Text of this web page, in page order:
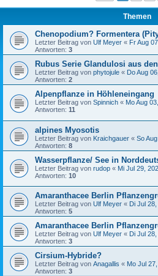
Themen
Chenopodium? Formentera
Letzter Beitrag von Ulf Meyer « Fr Aug
Antworten: 3
Rubus Serie Glandulosi aus
Letzter Beitrag von phytojule « Do Aug
Antworten: 2
Alpenpflanze in Höhleneingang
Letzter Beitrag von Spinnich « Mo Aug
Antworten: 11
alpines Myosotis
Letzter Beitrag von Kraichgauer « So
Antworten: 8
Wasserpflanze/ See in
Letzter Beitrag von rudop « Mi Jul 29,
Antworten: 10
Amaranthacee Berlin
Letzter Beitrag von Ulf Meyer « Di Jul
Antworten: 5
Amaranthacee Berlin
Letzter Beitrag von Ulf Meyer « Di Jul
Antworten: 3
Cirsium-Hybride?
Letzter Beitrag von Anagallis « Mo Jul
Antworten: 3